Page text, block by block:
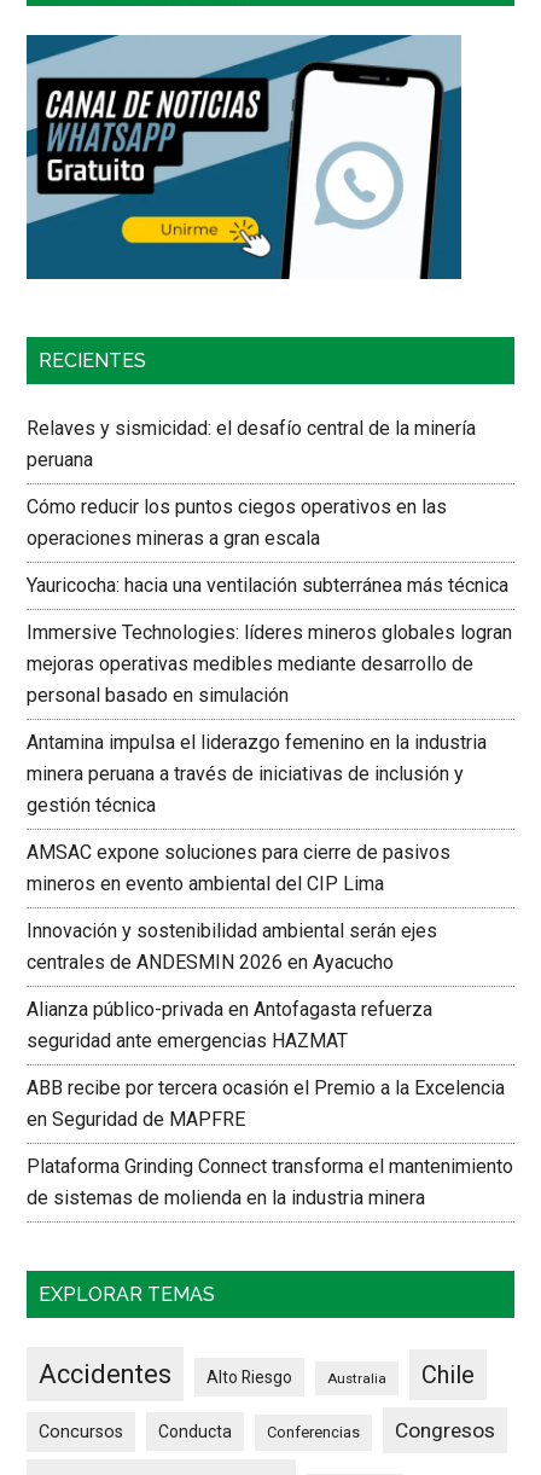
RECIENTES
Relaves y sismicidad: el desafío central de la minería
peruana
Cómo reducir los puntos ciegos operativos en las
operaciones mineras a gran escala
Yauricocha: hacia una ventilación subterránea más técnica
Immersive Technologies: líderes mineros globales logran
mejoras operativas medibles mediante desarrollo de
personal basado en simulación
Antamina impulsa el liderazgo femenino en la industria
minera peruana a través de iniciativas de inclusión y
gestión técnica
AMSAC expone soluciones para cierre de pasivos
mineros en evento ambiental del CIP Lima
Innovación y sostenibilidad ambiental serán ejes
centrales de ANDESMIN 2026 en Ayacucho
Alianza público-privada en Antofagasta refuerza
seguridad ante emergencias HAZMAT
ABB recibe por tercera ocasión el Premio a la Excelencia
en Seguridad de MAPFRE
Plataforma Grinding Connect transforma el mantenimiento
de sistemas de molienda en la industria minera
EXPLORAR TEMAS
Accidentes Alto Riesgo Australia Chile
Concursos Conducta Conferencias Congresos